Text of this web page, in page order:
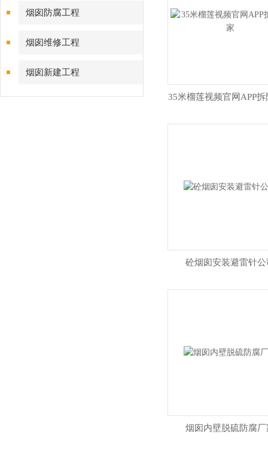
烟囱防腐工程
烟囱维修工程
烟囱新建工程
35米榴莲视频官网APP
砼烟囱安装避雷针公
烟囱内壁脱硫防腐厂